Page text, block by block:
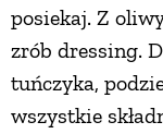
posiekaj. Z
zrób dressing.
tuńczyka,
wszystkie